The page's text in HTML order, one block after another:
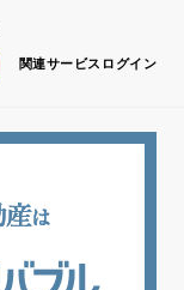
関連サービス ログイン